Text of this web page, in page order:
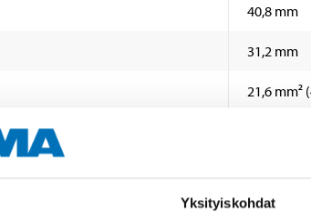
Yksityiskohdat
40,8 mm
31,2 mm
21,6 mm²